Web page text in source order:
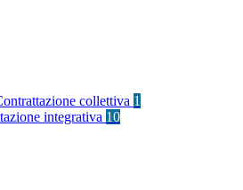
collettiva 1
integrativa 10